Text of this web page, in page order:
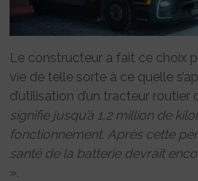
Le constructeur a fait ce choix
vie de telle sorte à ce quelle
d’utilisation d’un tracteur routier
signifie jusqu’à 1,2 million de
fonctionnement. Après cette
santé de la batterie devrait
».